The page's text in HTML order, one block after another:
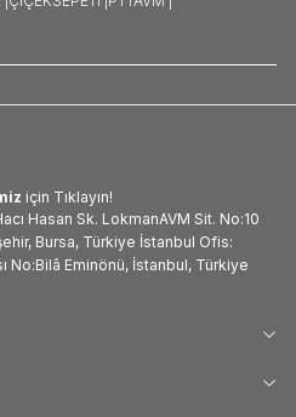
için Tıklayın!
Hasan Sk. LokmanAVM Sit. No:10
Bursa, Türkiye İstanbul Ofis:
No:Bilâ Eminönü, İstanbul, Türkiye